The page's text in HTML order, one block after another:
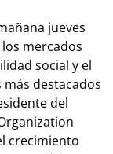
jueves
mercados
social y el
destacados
del
crecimiento